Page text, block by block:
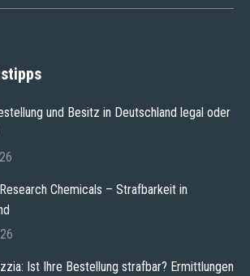
und Besitz in Deutschland legal oder
Chemicals – Strafbarkeit in
Ist Ihre Bestellung strafbar? Ermittlungen